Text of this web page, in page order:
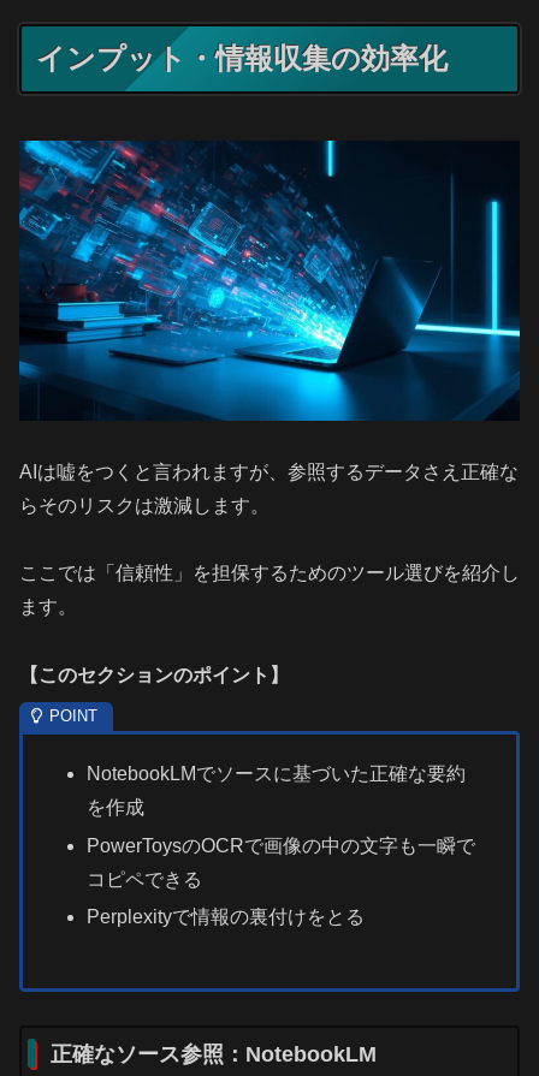
インプット・情報収集の効率化
AIは嘘をつくと言われますが、参照するデータさえ正確な
らそのリスクは激減します。
ここでは「信頼性」を担保するためのツール選びを紹介し
ます。
【 このセクションのポイント 】
NotebookLMでソースに基づいた正確な要約
を作成
PowerToysのOCRで画像の中の文字も一瞬で
コピペできる
Perplexityで情報の裏付けをとる
正確なソース参照：NotebookLM